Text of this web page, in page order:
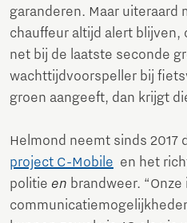
garanderen. Maar uiteraard
chauffeur altijd alert
net bij de laatste seconde
wachttijdvoorspeller bij
groen aangeeft, dan krijgt
Helmond neemt sinds 2017
project C-Mobile en het
politie en brandweer. “Onze